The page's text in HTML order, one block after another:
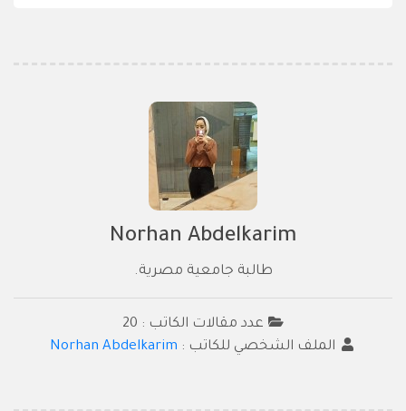
Norhan Abdelkarim
طالبة جامعية مصرية.
عدد مقالات الكاتب : 20
الملف الشخصي للكاتب : Norhan Abdelkarim